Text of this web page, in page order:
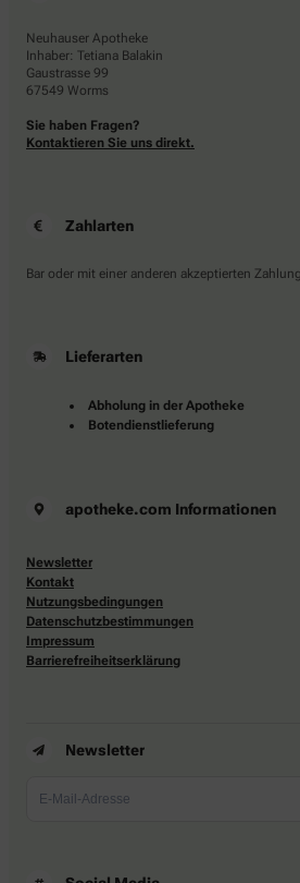
Neuhauser Apotheke
Inhaber: Tetiana Balakin
Gaustrasse 99
67549 Worms
Sie haben Fragen?
Kontaktieren Sie uns direkt.
Zahlarten
Bar oder mit einer anderen akzeptierten
Lieferarten
Abholung in der Apotheke
Botendienstlieferung
apotheke.com Informationen
Newsletter
Kontakt
Nutzungsbedingungen
Datenschutzbestimmungen
Impressum
Barrierefreiheitserklärung
Newsletter